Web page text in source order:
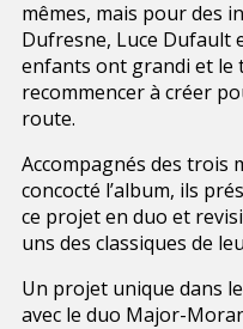
mêmes, mais pour des
Dufresne, Luce Dufault
enfants ont grandi et le
recommencer à créer
route.
Accompagnés des trois
concocté l’album, ils
ce projet en duo et
uns des classiques de
Un projet unique dans
avec le duo Major-